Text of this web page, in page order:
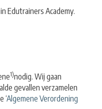
Edutrainers Academy.
1)nodig. Wij gaan
gevallen verzamelen
‘Algemene Verordening